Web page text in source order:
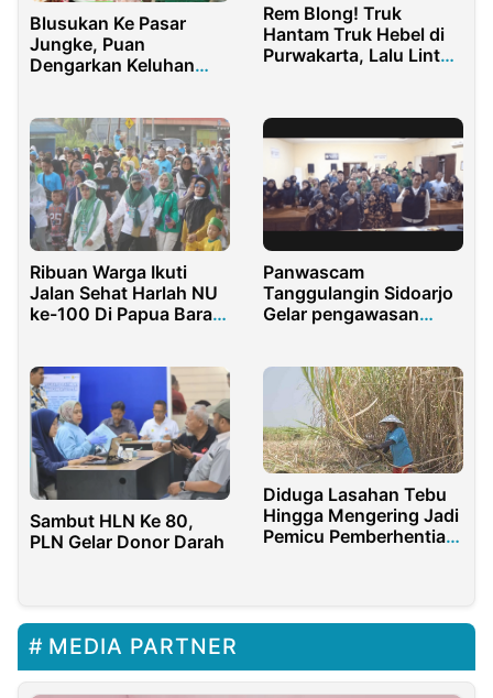
Blusukan Ke Pasar
Jungke, Puan
Dengarkan Keluhan
Rem Blong! Truk
Hantam Truk Hebel di
Purwakarta, Lalu Lintas
Ribuan Warga Ikuti
Jalan Sehat Harlah NU
ke-100 Di Papua Barat
Panwascam
Tanggulangin Sidoarjo
Gelar pengawasan
Sambut HLN Ke 80,
PLN Gelar Donor Darah
Diduga Lasahan Tebu
Hingga Mengering Jadi
Pemicu Pemberhentian
MEDIA PARTNER